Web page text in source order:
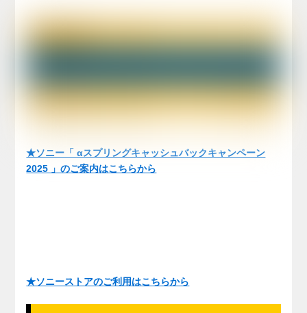
★ソニー「 αスプリングキャッシュバックキャンペーン
2025 」のご案内はこちらから
★ソニーストアのご利用はこちらから